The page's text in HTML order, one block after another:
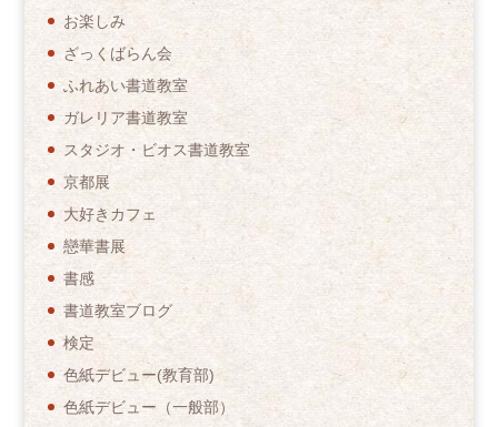
お楽しみ
ざっくばらん会
ふれあい書道教室
ガレリア書道教室
スタジオ・ビオス書道教室
京都展
大好きカフェ
戀華書展
書感
書道教室ブログ
検定
色紙デビュー(教育部)
色紙デビュー（一般部）